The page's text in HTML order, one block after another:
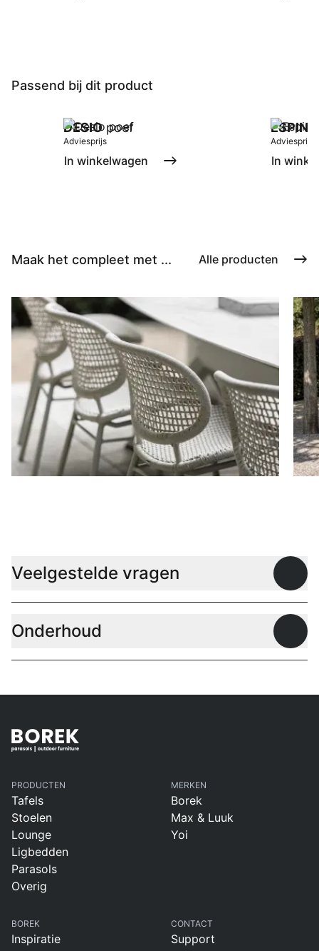
Passend bij dit product
DESIOpoef
Adviesprijs
In winkelwagen
Adviesprijs
In
Maak het compleet met ... Alle producten
Veelgestelde vragen
Onderhoud
PRODUCTEN
Tafels
Stoelen
Lounge
Ligbedden
Parasols
Overig
MERKEN
Borek
Max & Luuk
Yoi
BOREK
Inspiratie
CONTACT
Support